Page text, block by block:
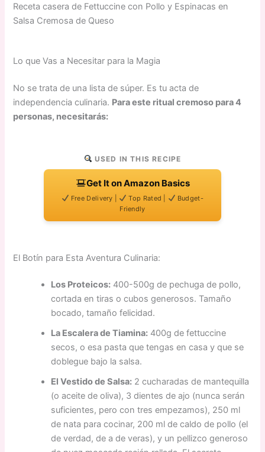
Receta casera de Fettuccine con Pollo y Espinacas en
Salsa Cremosa de Queso
Lo que Vas a Necesitar para la Magia
No se trata de una lista de súper. Es tu acta de
independencia culinaria. Para este ritual cremoso para 4
personas, necesitarás:
USED IN THIS RECIPE
Get It on Amazon Basics
Free Delivery | Top Rated |
Budget-
Friendly
El Botín para Esta Aventura Culinaria:
Los Proteicos: 400-500g de pechuga de pollo,
cortada en tiras o cubos generosos. Tamaño
bocado, tamaño felicidad.
La Escalera de Tiamina: 400g de fettuccine
secos, o esa pasta que tengas en casa y que se
doblegue bajo la salsa.
El Vestido de Salsa: 2 cucharadas de mantequilla
(o aceite de oliva), 3 dientes de ajo (nunca serán
suficientes, pero con tres empezamos), 250 ml
de nata para cocinar, 200 ml de caldo de pollo (el
de verdad, de a de veras), y un pellizco generoso